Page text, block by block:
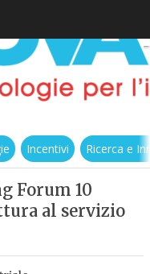
Incentivi Ricerca e
Forum 10
al servizio